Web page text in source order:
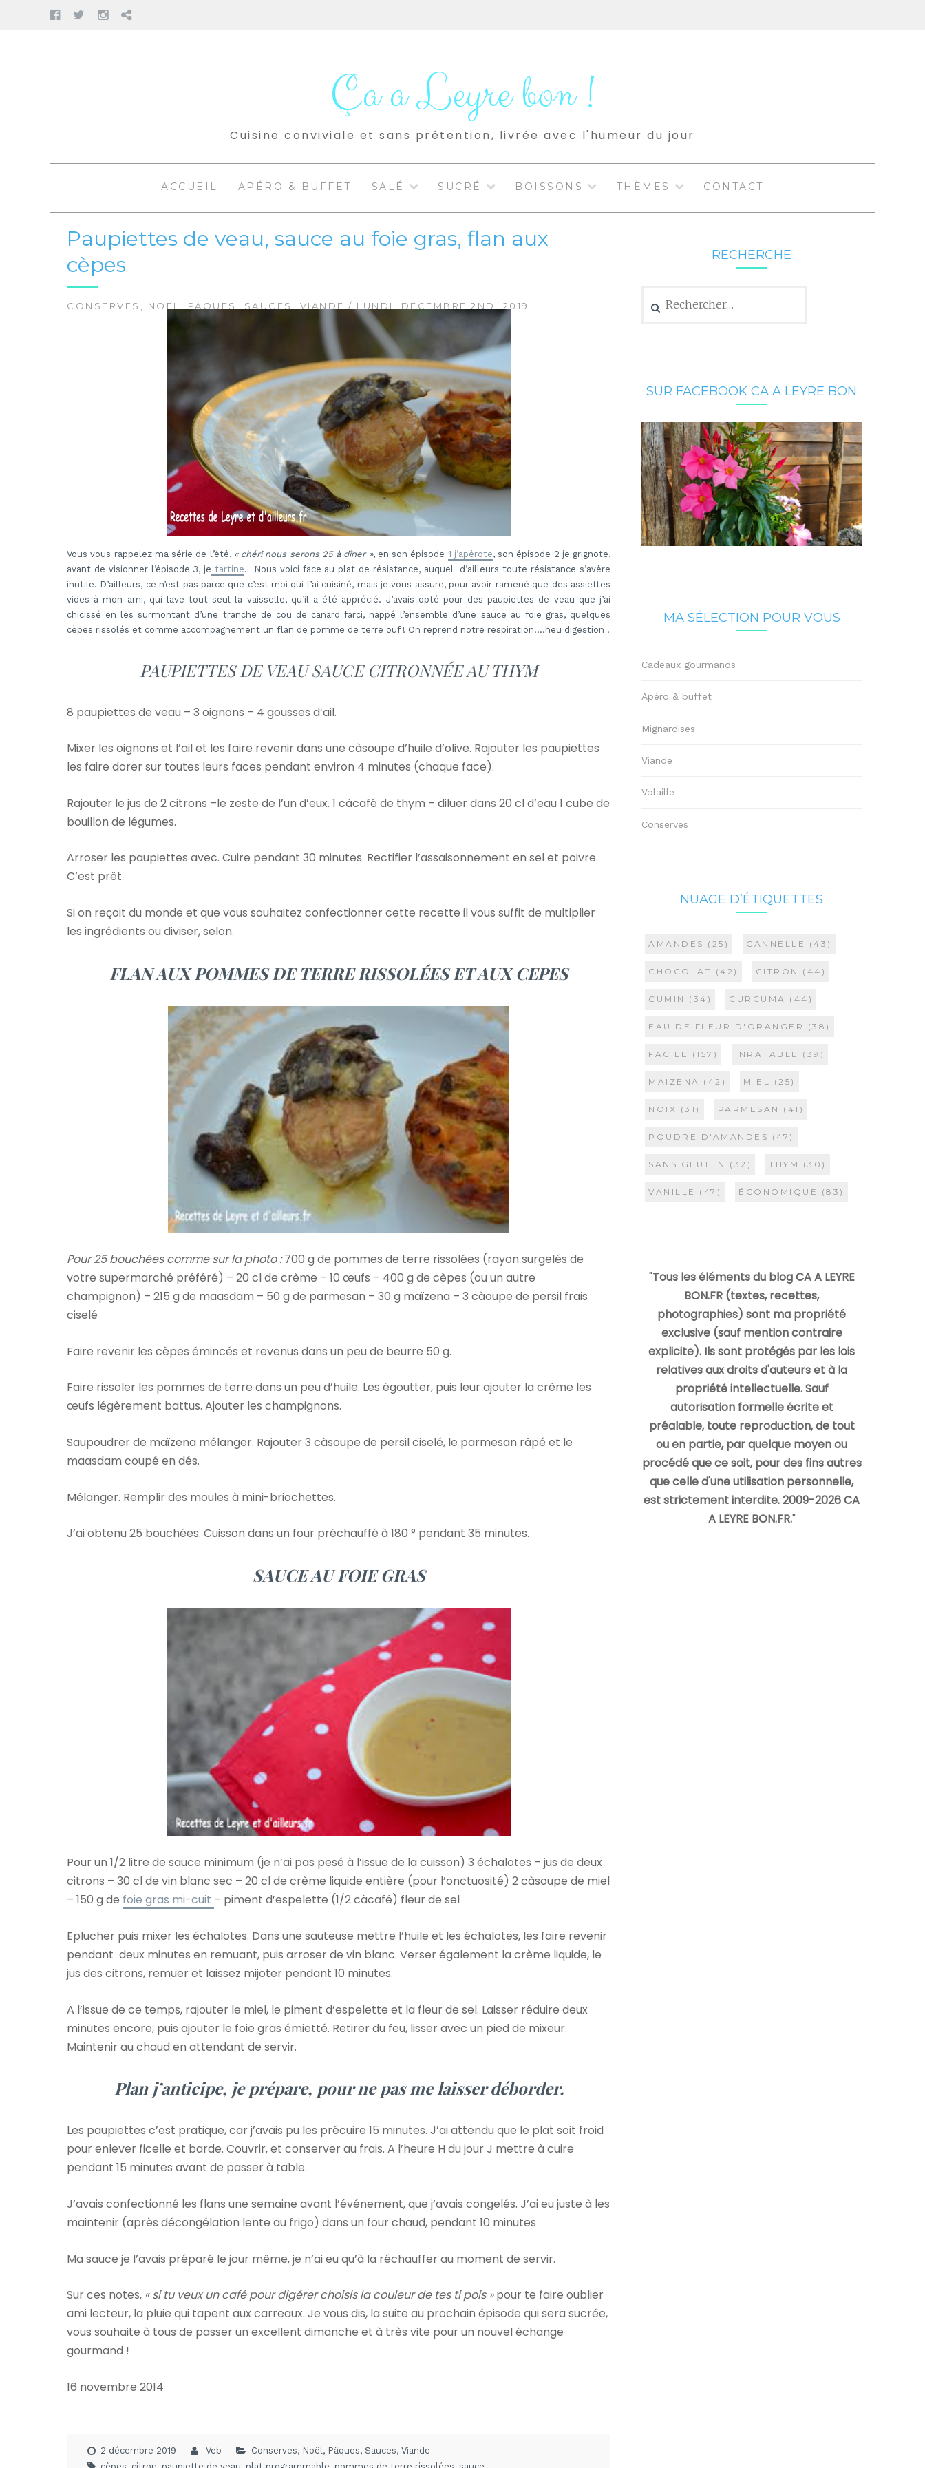
FacebookTwitter
Instagram
Pinterest
Ça a Leyre bon !
Cuisine conviviale et sans prétention, livrée avec l'humeur du jour
ACCUEIL APÉRO & BUFFET SALÉ SUCRÉ BOISSONS THÈMES CONTACT
Paupiettes de veau, sauce au foie gras, flan aux
cèpes
CONSERVES NOËL PÂQUES SAUCES VIANDE / LUNDI, DÉCEMBRE 2ND, 2019
Vous vous rappelez ma série de l’été, « chéri nous serons 25 à dîner », en son épisode 1 j’apérote, son épisode 2 je grignote,
avant de visionner l’épisode 3, je tartine. Nous voici face au plat de résistance, auquel d’ailleurs toute résistance s’avère
inutile. D’ailleurs, ce n’est pas parce que c’est moi qui l’ai cuisiné, mais je vous assure, pour avoir ramené que des assiettes
vides à mon ami, qui lave tout seul la vaisselle, qu’il a été apprécié. J’avais opté pour des paupiettes de veau que j’ai
chicissé en les surmontant d’une tranche de cou de canard farci, nappé l’ensemble d’une sauce au foie gras, quelques
cèpes rissolés et comme accompagnement un flan de pomme de terre ouf ! On reprend notre respiration….heu digestion !
PAUPIETTES DE VEAU SAUCE CITRONNÉE AU THYM
8 paupiettes de veau – 3 oignons – 4 gousses d’ail.
Mixer les oignons et l’ail et les faire revenir dans une càsoupe d’huile d’olive. Rajouter les paupiettes
les faire dorer sur toutes leurs faces pendant environ 4 minutes (chaque face).
Rajouter le jus de 2 citrons –le zeste de l’un d’eux. 1 càcafé de thym – diluer dans 20 cl d’eau 1 cube de
bouillon de légumes.
Arroser les paupiettes avec. Cuire pendant 30 minutes. Rectifier l’assaisonnement en sel et poivre.
C’est prêt.
Si on reçoit du monde et que vous souhaitez confectionner cette recette il vous suffit de multiplier
les ingrédients ou diviser, selon.
FLAN AUX POMMES DE TERRE RISSOLÉES ET AUX CEPES
Pour 25 bouchées comme sur la photo :700 g de pommes de terre rissolées (rayon surgelés de
votre supermarché préféré) – 20 cl de crème – 10 œufs – 400 g de cèpes (ou un autre
champignon) – 215 g de maasdam – 50 g de parmesan – 30 g maïzena – 3 càoupe de persil frais
ciselé
Faire revenir les cèpes émincés et revenus dans un peu de beurre 50 g.
Faire rissoler les pommes de terre dans un peu d’huile. Les égoutter, puis leur ajouter la crème les
œufs légèrement battus. Ajouter les champignons.
Saupoudrer de maïzena mélanger. Rajouter 3 càsoupe de persil ciselé, le parmesan râpé et le
maasdam coupé en dés.
Mélanger. Remplir des moules à mini-briochettes.
J’ai obtenu 25 bouchées. Cuisson dans un four préchauffé à 180 ° pendant 35 minutes.
SAUCE AU FOIE GRAS
Pour un 1/2 litre de sauce minimum (je n’ai pas pesé à l’issue de la cuisson) 3 échalotes – jus de deux
citrons – 30 cl de vin blanc sec – 20 cl de crème liquide entière (pour l’onctuosité) 2 càsoupe de miel
– 150 g de foie gras mi-cuit – piment d’espelette (1/2 càcafé) fleur de sel
Eplucher puis mixer les échalotes. Dans une sauteuse mettre l’huile et les échalotes, les faire revenir
pendant deux minutes en remuant, puis arroser de vin blanc. Verser également la crème liquide, le
jus des citrons, remuer et laissez mijoter pendant 10 minutes.
A l’issue de ce temps, rajouter le miel, le piment d’espelette et la fleur de sel. Laisser réduire deux
minutes encore, puis ajouter le foie gras émietté. Retirer du feu, lisser avec un pied de mixeur.
Maintenir au chaud en attendant de servir.
Plan j’anticipe, je prépare, pour ne pas me laisser déborder.
Les paupiettes c’est pratique, car j’avais pu les précuire 15 minutes. J’ai attendu que le plat soit froid
pour enlever ficelle et barde. Couvrir, et conserver au frais. A l’heure H du jour J mettre à cuire
pendant 15 minutes avant de passer à table.
J’avais confectionné les flans une semaine avant l’événement, que j’avais congelés. J’ai eu juste à les
maintenir (après décongélation lente au frigo) dans un four chaud, pendant 10 minutes
Ma sauce je l’avais préparé le jour même, je n’ai eu qu’à la réchauffer au moment de servir.
Sur ces notes, « si tu veux un café pour digérer choisis la couleur de tes ti pois »pour te faire oublier
ami lecteur, la pluie qui tapent aux carreaux. Je vous dis, la suite au prochain épisode qui sera sucrée,
vous souhaite à tous de passer un excellent dimanche et à très vite pour un nouvel échange
gourmand !
16 novembre 2014
2 décembre 2019 Veb Conserves, Noël, Pâques, Sauces, Viande
RECHERCHE
SUR FACEBOOK CA A LEYRE BON
MA SÉLECTION POUR VOUS
Cadeaux gourmands
Apéro & buffet
Mignardises
Viande
Volaille
Conserves
NUAGE D’ÉTIQUETTES
AMANDES (25) CANNELLE (43)
CHOCOLAT (42) CITRON (44)
CUMIN (34) CURCUMA (44)
EAU DE FLEUR D'ORANGER (38)
FACILE (157) INRATABLE (39)
MAIZENA (42) MIEL (25)
NOIX (31) PARMESAN (41)
POUDRE D'AMANDES (47)
SANS GLUTEN (32) THYM (30)
VANILLE (47) ÉCONOMIQUE (83)
"Tous les éléments du blog CA A LEYRE
BON.FR (textes, recettes,
photographies) sont ma propriété
exclusive (sauf mention contraire
explicite). Ils sont protégés par les lois
relatives aux droits d'auteurs et à la
propriété intellectuelle. Sauf
autorisation formelle écrite et
préalable, toute reproduction, de tout
ou en partie, par quelque moyen ou
procédé que ce soit, pour des fins autres
que celle d'une utilisation personnelle,
est strictement interdite. 2009-2026 CA
A LEYRE BON.FR."